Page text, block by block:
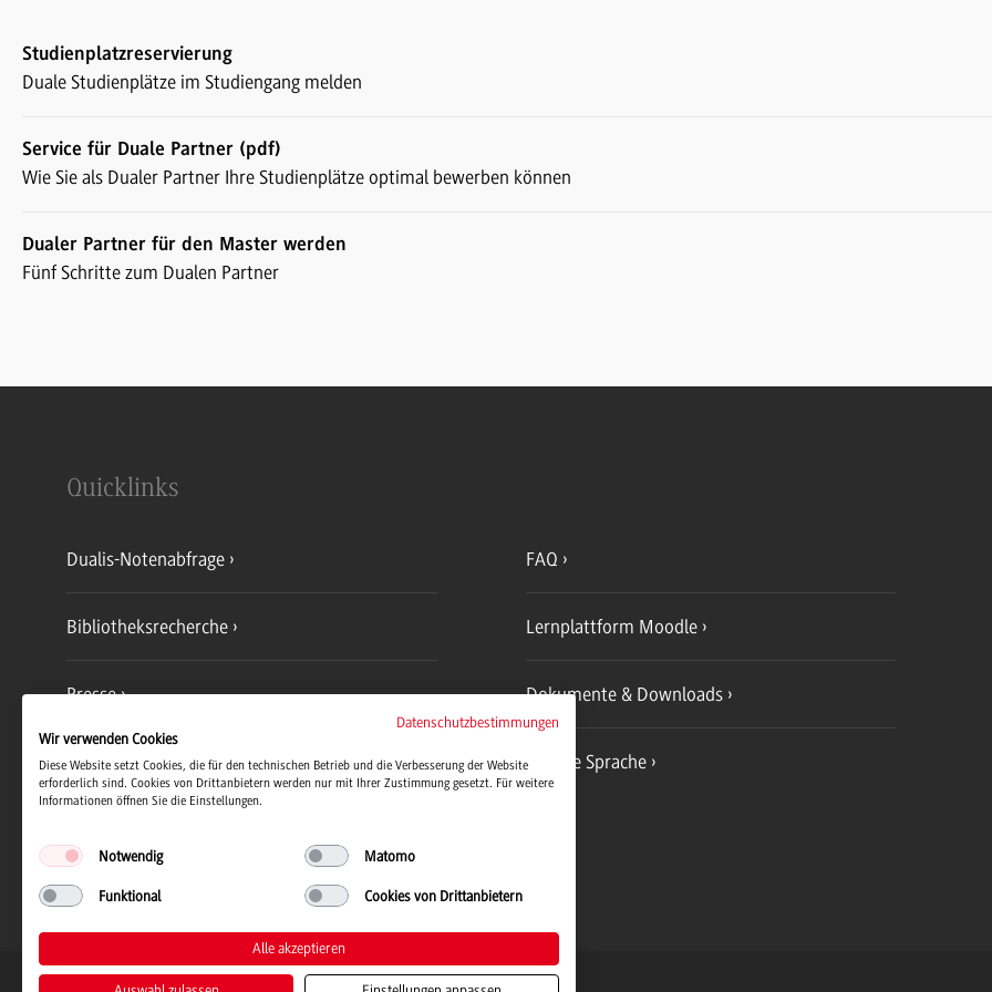
Studienplatzreservierung
Duale Studienplätze im Studiengang melden
Service für Duale Partner (pdf)
Wie Sie als Dualer Partner Ihre Studienplätze optimal bewerben können
Dualer Partner für den Master werden
Fünf Schritte zum Dualen Partner
Quicklinks
Dualis-Notenabfrage FAQ
Bibliotheksrecherche Lernplattform Moodle
Presse Dokumente & Downloads
Jobs und Karriere Leichte Sprache
Datenschutzbestimmungen
Wir verwenden Cookies
Diese Website setzt Cookies, die für den technischen Betrieb und die Verbesserung der Website
erforderlich sind. Cookies von Drittanbietern werden nur mit Ihrer Zustimmung gesetzt. Für weitere
Informationen öffnen Sie die Einstellungen.
Notwendig Matomo
Funktional Cookies von Drittanbietern
Alle akzeptieren